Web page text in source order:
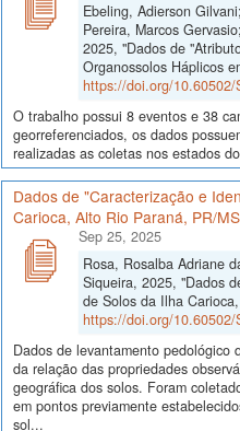
Ebeling, Adierson
Pereira, Marcos
2025, "Dados de
Organossolos Háplicos
https://doi.org/10.60502/
O trabalho possui 8 eventos e 38
georreferenciados, os dados
realizadas as coletas nos estados
Dados de "Caracterização e
Carioca, Alto Rio Paraná, PR/
Sep 25, 2025
Rosa, Rosalba Adriane
Siqueira, 2025, "Dados
de Solos da Ilha
https://doi.org/10.60502/
Dados de levantamento pedológico
da relação das propriedades
geográfica dos solos. Foram
em pontos previamente
sol...